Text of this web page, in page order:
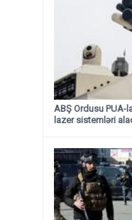
ABŞ Ordusu PUA-
lazer sistemləri